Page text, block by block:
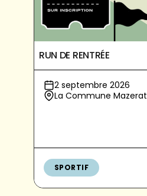
RUN DE RENTRÉE
2 septembre 2026
La Commune Mazerat
SPORTIF